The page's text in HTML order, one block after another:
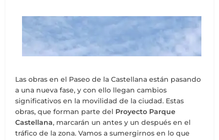
Las obras en el Paseo de la Castellana están pasando
a una nueva fase, y con ello llegan cambios
significativos en la movilidad de la ciudad. Estas
obras, que forman parte del Proyecto Parque
Castellana, marcarán un antes y un después en el
tráfico de la zona. Vamos a sumergirnos en lo que